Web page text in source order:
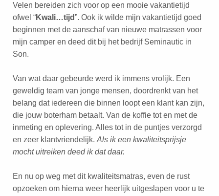
Velen bereiden zich voor op een mooie vakantietijd
ofwel “Kwali…tijd”. Ook ik wilde mijn vakantietijd goed
beginnen met de aanschaf van nieuwe matrassen voor
mijn camper en deed dit bij het bedrijf Seminautic in
Son.
Van wat daar gebeurde werd ik immens vrolijk. Een
geweldig team van jonge mensen, doordrenkt van het
belang dat iedereen die binnen loopt een klant kan zijn,
die jouw boterham betaalt. Van de koffie tot en met de
inmeting en oplevering. Alles tot in de puntjes verzorgd
en zeer klantvriendelijk. Als ik een kwaliteitsprijsje
mocht uitreiken deed ik dat daar.
En nu op weg met dit kwaliteitsmatras, even de rust
opzoeken om hierna weer heerlijk uitgeslapen voor u te